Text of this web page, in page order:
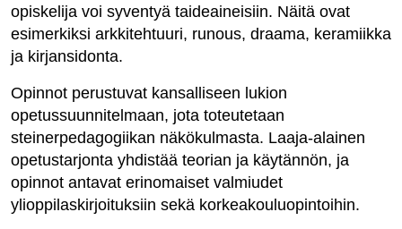
opiskelija voi syventyä taideaineisiin. Näitä ovat
esimerkiksi arkkitehtuuri, runous, draama, keramiikka
ja kirjansidonta.
Opinnot perustuvat kansalliseen lukion
opetussuunnitelmaan, jota toteutetaan
steinerpedagogiikan näkökulmasta. Laaja-alainen
opetustarjonta yhdistää teorian ja käytännön, ja
opinnot antavat erinomaiset valmiudet
ylioppilaskirjoituksiin sekä korkeakouluopintoihin.